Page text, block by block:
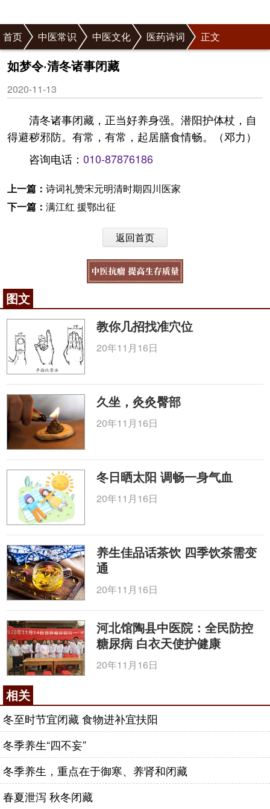
首页 中医常识 中医文化 医药诗词 正文
如梦令·清冬诸事闭藏
2020-11-13
清冬诸事闭藏，正当好养身强。潜阳护体杖，自
得避秽邪防。有常，有常，起居膳食情畅。（邓力）
咨询电话： 010-87876186
上一篇： 诗词礼赞宋元明清时期四川医家
下一篇： 满江红 援鄂出征
返回首页
图文
教你几招找准穴位
20年11月16日
久坐，灸灸臀部
20年11月16日
冬日晒太阳 调畅一身气血
20年11月16日
养生佳品话茶饮 四季饮茶需变
通
20年11月16日
河北馆陶县中医院：全民防控
糖尿病 白衣天使护健康
20年11月16日
相关
冬至时节宜闭藏 食物进补宜扶阳
冬季养生“四不妄”
冬季养生，重点在于御寒、养肾和闭藏
春夏泄泻 秋冬闭藏